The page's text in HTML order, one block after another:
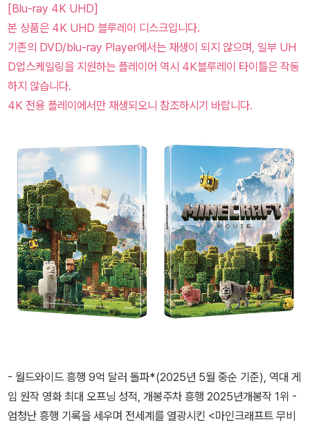
[Blu-ray 4K UHD]
본 상품은 4K UHD 블루레이 디스크입니다.
기존의 DVD/blu-ray Player에서는 재생이 되지 않으며, 일부 UH
D업스케일링을 지원하는 플레이어 역시 4K블루레이 타이틀은 작동
하지 않습니다.
4K 전용 플레이에서만 재생되오니 참조하시기 바랍니다.
- 월드와이드 흥행 9억 달러 돌파*(2025년 5월 중순 기준), 역대 게
임 원작 영화 최대 오프닝 성적, 개봉주차 흥행 2025년개봉작 1위 -
엄청난 흥행 기록을 세우며 전세계를 열광시킨 <마인크래프트 무비